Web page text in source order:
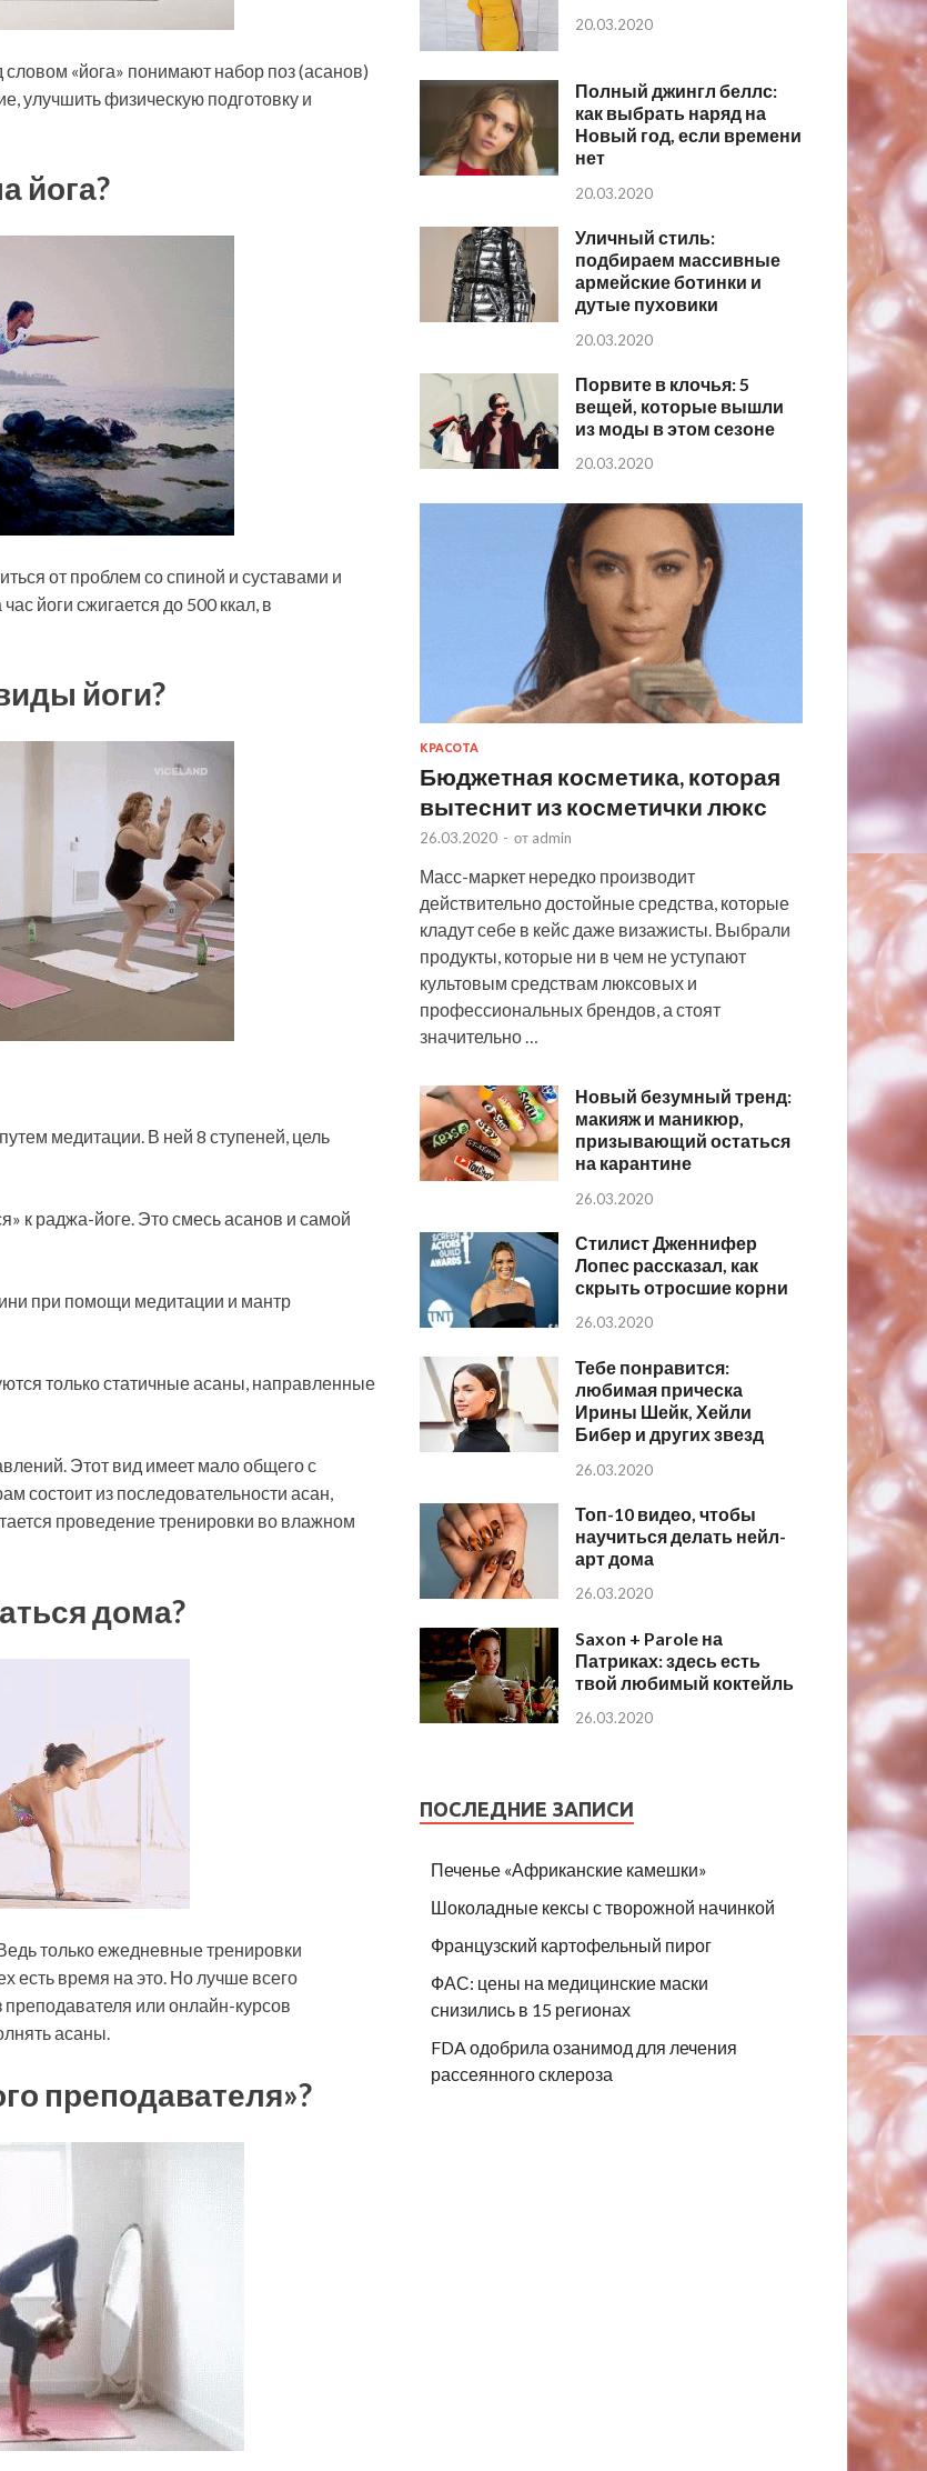
«йога» понимают набор поз (асанов)
улучшить физическую подготовку и
йога?
от проблем со спиной и суставами и
йоги сжигается до 500 ккал, в
йоги?
медитации. В ней 8 ступеней, цель
к раджа-йоге. Это смесь асанов и самой
при помощи медитации и мантр
только статичные асаны, направленные
Этот вид имеет мало общего с
состоит из последовательности асан,
проведение тренировки во влажном
дома?
только ежедневные тренировки
есть время на это. Но лучше всего
преподавателя или онлайн-курсов
асаны.
преподавателя»?
20.03.2020
Полный джингл беллс:
как выбрать наряд на
Новый год, если времени
нет
20.03.2020
Уличный стиль:
подбираем массивные
армейские ботинки и
дутые пуховики
20.03.2020
Порвите в клочья: 5
вещей, которые вышли
из моды в этом сезоне
20.03.2020
КРАСОТА
Бюджетная косметика, которая
вытеснит из косметички люкс
26.03.2020 - от admin
Масс-маркет нередко производит
действительно достойные средства, которые
кладут себе в кейс даже визажисты. Выбрали
продукты, которые ни в чем не уступают
культовым средствам люксовых и
профессиональных брендов, а стоят
значительно …
Новый безумный тренд:
макияж и маникюр,
призывающий остаться
на карантине
26.03.2020
Стилист Дженнифер
Лопес рассказал, как
скрыть отросшие корни
26.03.2020
Тебе понравится:
любимая прическа
Ирины Шейк, Хейли
Бибер и других звезд
26.03.2020
Топ-10 видео, чтобы
научиться делать нейл-
арт дома
26.03.2020
Saxon + Parole на
Патриках: здесь есть
твой любимый коктейль
26.03.2020
ПОСЛЕДНИЕ ЗАПИСИ
Печенье «Африканские камешки»
Шоколадные кексы с творожной начинкой
Французский картофельный пирог
ФАС: цены на медицинские маски
снизились в 15 регионах
FDA одобрила озанимод для лечения
рассеянного склероза